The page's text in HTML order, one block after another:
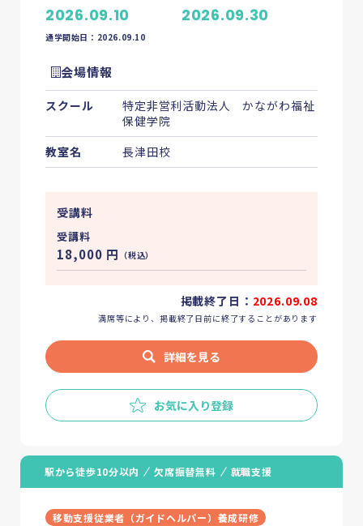
Column 介護・福祉のお役立ち情報
Guide 介護・福祉の資格ガイド
講座を探す
2026.09.10 2026.09.30
通学開始日：2026.09.10
会場情報
スクール
特定非営利活動法人 かながわ福祉
保健学院
教室名
長津田校
受講料
受講料
18,000 円 （税込）
掲載終了日： 2026.09.08
満席等により、掲載終了日前に終了することがあります
詳細を見る
お気に入り登録
駅から徒歩10分以内 欠席振替無料 就職支援
移動支援従業者（ガイドヘルパー）養成研修